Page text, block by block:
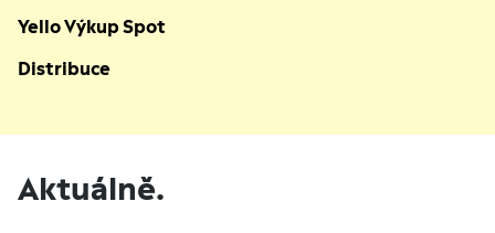
Yello Výkup Spot
Distribuce
Aktuálně.